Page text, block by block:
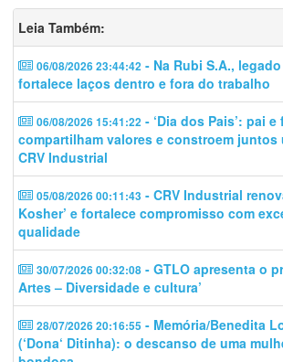
Leia Também:
06/08/2026 23:44:42 - Na Rubi S.A.,
fortalece laços dentro e fora do trabalho
06/08/2026 15:41:22 - ‘Dia dos Pais’: pai e
compartilham valores e constroem juntos
CRV Industrial
05/08/2026 00:11:43 - CRV Industrial
Kosher’ e fortalece compromisso com
qualidade
30/07/2026 00:32:08 - GTLO apresenta o
Artes – Diversidade e cultura’
28/07/2026 20:16:55 - Memória/Benedita
(‘Dona‘ Ditinha): o descanso de uma